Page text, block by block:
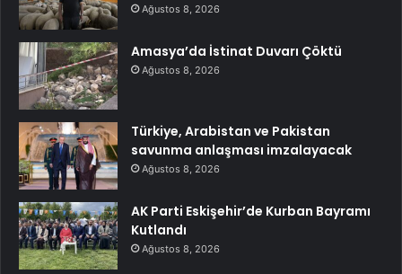
Ağustos 8, 2026
Amasya’da İstinat Duvarı Çöktü
Ağustos 8, 2026
Türkiye, Arabistan ve Pakistan
savunma anlaşması imzalayacak
Ağustos 8, 2026
AK Parti Eskişehir’de Kurban Bayramı
Kutlandı
Ağustos 8, 2026